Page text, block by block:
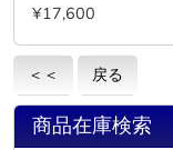
¥17,600
＜＜ 戻る
商品在庫検索